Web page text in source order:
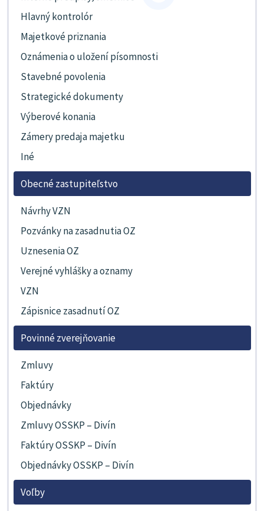
Hlavný kontrolór
Majetkové priznania
Oznámenia o uložení písomnosti
Stavebné povolenia
Strategické dokumenty
Výberové konania
Zámery predaja majetku
Iné
Obecné zastupiteľstvo
Návrhy VZN
Pozvánky na zasadnutia OZ
Uznesenia OZ
Verejné vyhlášky a oznamy
VZN
Zápisnice zasadnutí OZ
Povinné zverejňovanie
Zmluvy
Faktúry
Objednávky
Zmluvy OSSKP – Divín
Faktúry OSSKP – Divín
Objednávky OSSKP – Divín
Voľby